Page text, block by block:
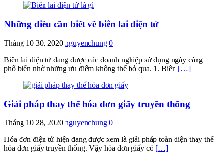
Những điều cần biết về biên lai điện tử
Tháng 10 30, 2020 nguyenchung 0
Biên lai điện tử đang được các doanh nghiệp sử dụng ngày càng
phổ biến nhờ những ưu điểm không thể bỏ qua. 1. Biên […]
Giải pháp thay thế hóa đơn giấy truyền thống
Tháng 10 28, 2020 nguyenchung 0
Hóa đơn điện tử hiện đang được xem là giải pháp toàn diện thay thế
hóa đơn giấy truyền thống. Vậy hóa đơn giấy có […]